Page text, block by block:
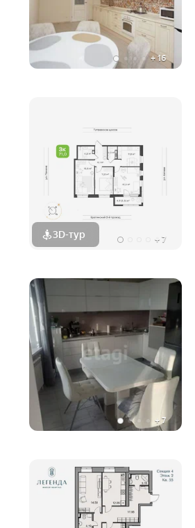
+ 16
3D-тур + 7
+ 7